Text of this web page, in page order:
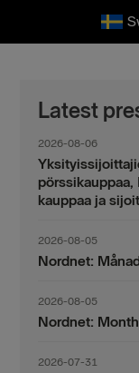
Latest
2026-08-06
kauppaa ja
2026-08-05
Nordnet:
2026-08-05
Nordnet:
2026-07-31